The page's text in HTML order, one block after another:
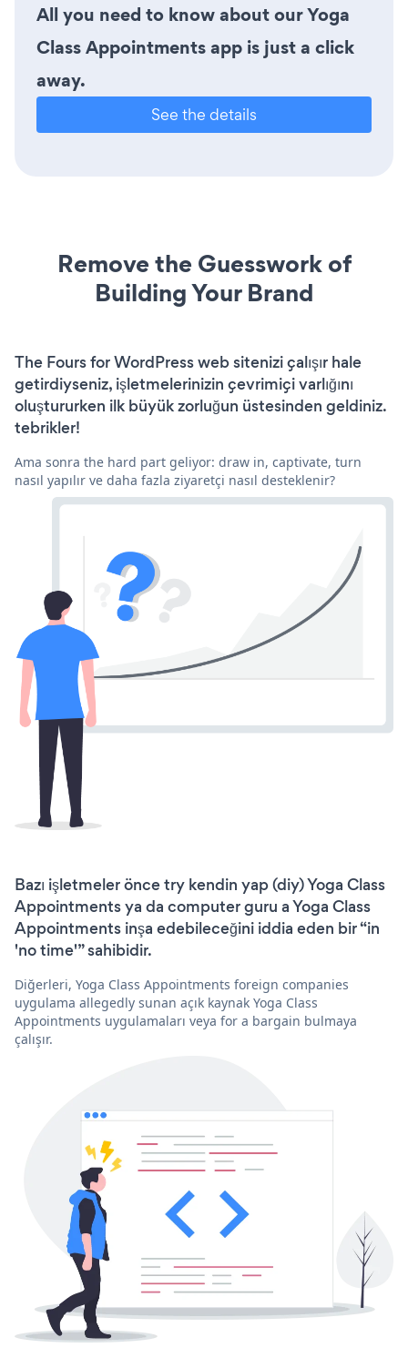
All you need to know about our Yoga
Class Appointments app is just a click
away.
See the details
Remove the Guesswork of
Building Your Brand
The Fours for WordPress web sitenizi çalışır hale
getirdiyseniz, işletmelerinizin çevrimiçi varlığını
oluştururken ilk büyük zorluğun üstesinden geldiniz.
tebrikler!
Ama sonra the hard part geliyor: draw in, captivate, turn
nasıl yapılır ve daha fazla ziyaretçi nasıl desteklenir?
Bazı işletmeler önce try kendin yap (diy) Yoga Class
Appointments ya da computer guru a Yoga Class
Appointments inşa edebileceğini iddia eden bir “in
'no time'” sahibidir.
Diğerleri, Yoga Class Appointments foreign companies
uygulama allegedly sunan açık kaynak Yoga Class
Appointments uygulamaları veya for a bargain bulmaya
çalışır.